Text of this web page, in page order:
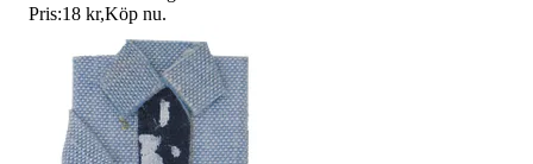
Pris:18 kr,Köp nu.